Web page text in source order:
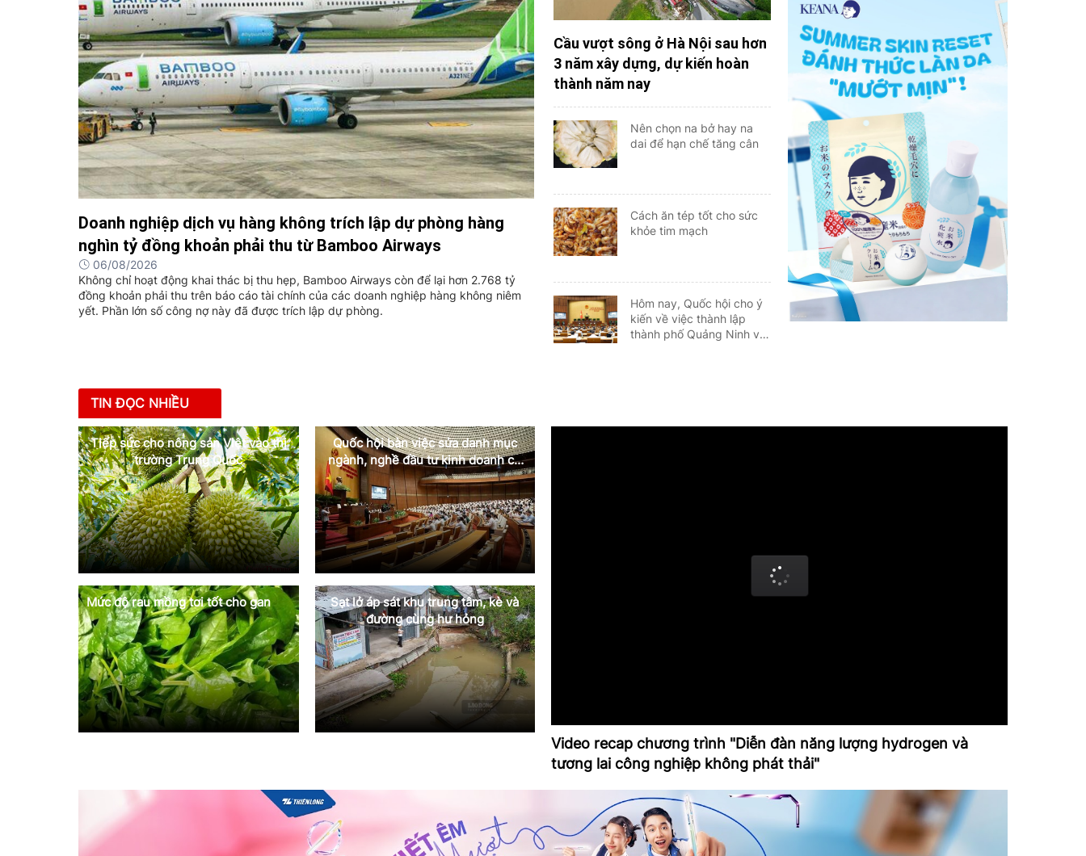
Doanh nghiệp dịch vụ hàng không trích lập dự phòng hàng
nghìn tỷ đồng khoản phải thu từ Bamboo Airways
06/08/2026
Không chỉ hoạt động khai thác bị thu hẹp, Bamboo Airways còn để lại hơn 2.768 tỷ
đồng khoản phải thu trên báo cáo tài chính của các doanh nghiệp hàng không niêm
yết. Phần lớn số công nợ này đã được trích lập dự phòng.
Cầu vượt sông ở Hà Nội sau hơn
3 năm xây dựng, dự kiến hoàn
thành năm nay
Nên chọn na bở hay na
dai để hạn chế tăng cân
Cách ăn tép tốt cho sức
khỏe tim mạch
Hôm nay, Quốc hội cho ý
kiến về việc thành lập
thành phố Quảng Ninh và
TIN ĐỌC NHIỀU
Tiếp sức cho nông sản Việt vào thị
trường Trung Quốc
Quốc hội bàn việc sửa danh mục
ngành, nghề đầu tư kinh doanh có
điều kiện
Mức độ rau mồng tơi tốt cho gan
Sạt lở áp sát khu trung tâm, kè và
đường cùng hư hỏng
Video recap chương trình "Diễn đàn năng lượng hydrogen và
tương lai công nghiệp không phát thải"